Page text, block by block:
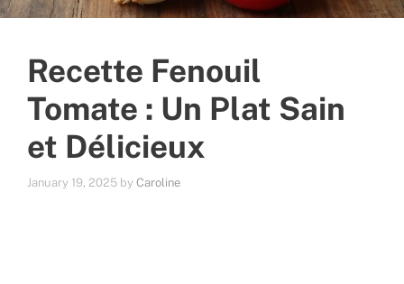
Recette Fenouil
Tomate : Un Plat Sain
et Délicieux
January 19, 2025 by Caroline